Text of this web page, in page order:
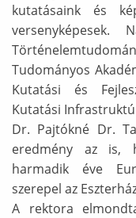
kutatásaink és
versenyképesek.
Tudományos
Kutatási és
Kutatási
Dr. Pajtókné Dr.
eredmény az is,
harmadik éve
szerepel az
A rektora